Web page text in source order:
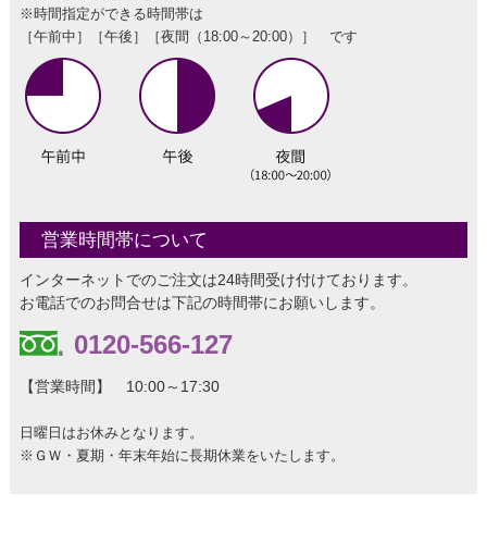
※時間指定ができる時間帯は
［午前中］［午後］［夜間（18:00～20:00）］ です
営業時間帯について
インターネットでのご注文は24時間受け付けております。
お電話でのお問合せは下記の時間帯にお願いします。
0120-566-127
【営業時間】 10:00～17:30
日曜日はお休みとなります。
※ＧＷ・夏期・年末年始に長期休業をいたします。